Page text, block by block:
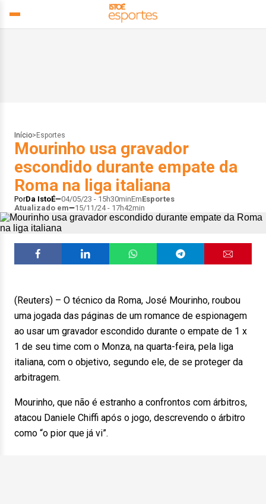
Início> Esportes
Mourinho usa gravador
escondido durante empate da
Roma na liga italiana
PorDa IstoÉ 04/05/23 - 15h30minEmEsportes
Atualizado em
15/11/24 - 17h42min
(Reuters) – O técnico da Roma, José Mourinho, roubou
uma jogada das páginas de um romance de espionagem
ao usar um gravador escondido durante o empate de 1 x
1 de seu time com o Monza, na quarta-feira, pela liga
italiana, com o objetivo, segundo ele, de se proteger da
arbitragem.
Mourinho, que não é estranho a confrontos com árbitros,
atacou Daniele Chiffi após o jogo, descrevendo o árbitro
como “o pior que já vi”.